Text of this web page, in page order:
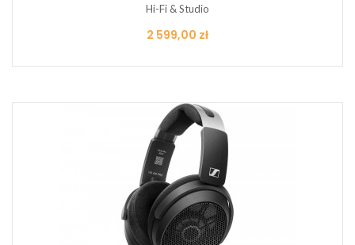
Hi-Fi & Studio
Cena
2 599,00 zł